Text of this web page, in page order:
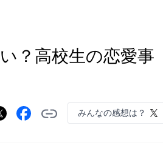
？高校生の恋愛事
みんなの感想は？